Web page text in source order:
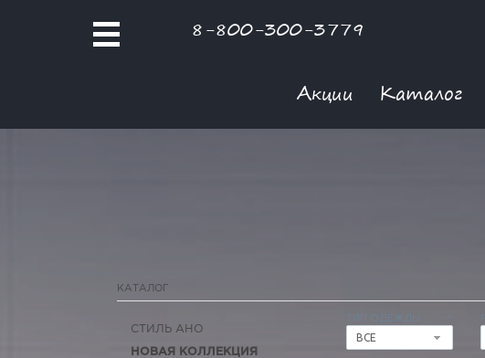
8-800-300-3779
Акции Каталог
КАТАЛОГ
ВСЕ
СТИЛЬ АНО
НОВАЯ КОЛЛЕКЦИЯ